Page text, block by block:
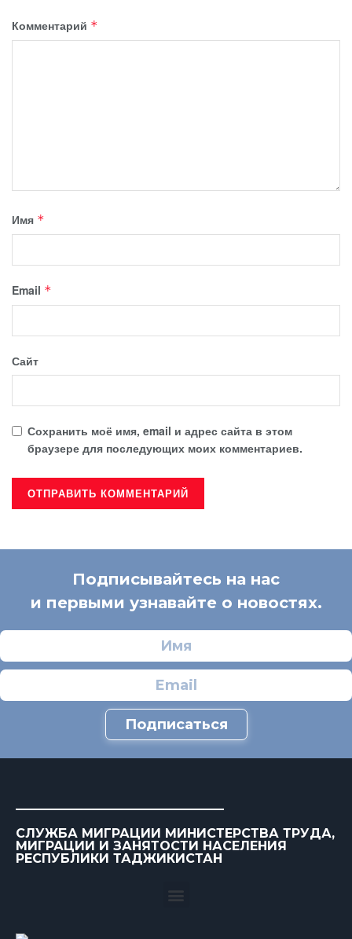
Комментарий *
Имя *
Email *
Сайт
Сохранить моё имя, email и адрес сайта в этом
браузере для последующих моих комментариев.
Подписывайтесь на нас
и первыми узнавайте о новостях.
Подписаться
СЛУЖБА МИГРАЦИИ МИНИСТЕРСТВА ТРУДА,
МИГРАЦИИ И ЗАНЯТОСТИ НАСЕЛЕНИЯ
РЕСПУБЛИКИ ТАДЖИКИСТАН